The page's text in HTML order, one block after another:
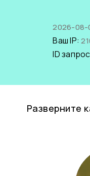
2026-08-
Ваш IP:
ID
Разверните